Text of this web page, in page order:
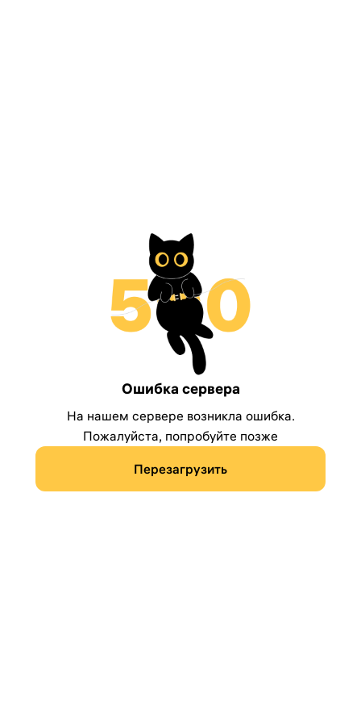
Ошибка сервера
На нашем сервере возникла ошибка.
Пожалуйста, попробуйте позже
Перезагрузить